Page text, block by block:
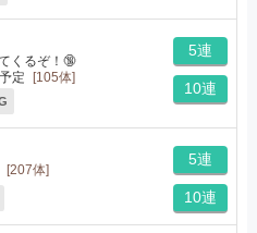
てくるぞ！🔞
定 [105体]
5連
10連
[207体]
5連
10連